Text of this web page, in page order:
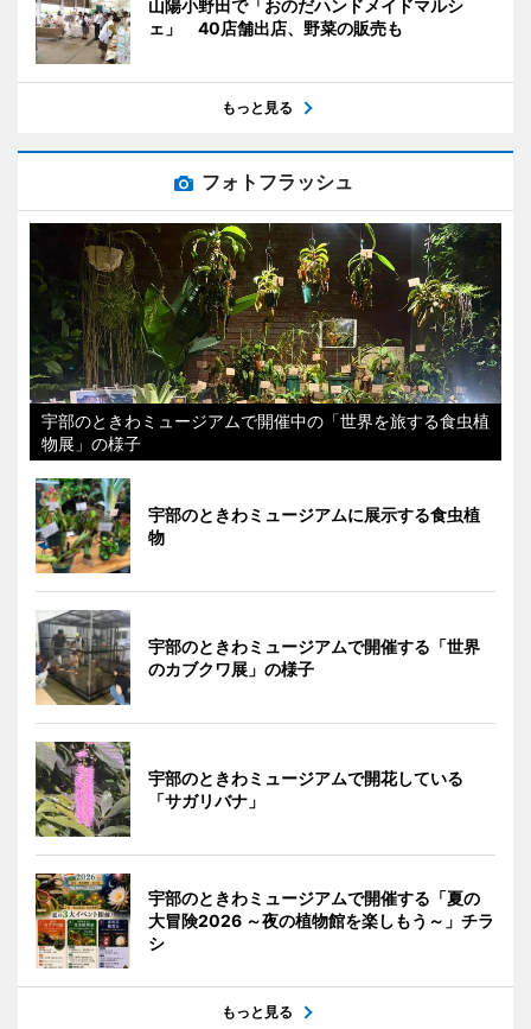
山陽小野田で「おのだハンドメイドマルシ
ェ」 40店舗出店、野菜の販売も
もっと見る
フォトフラッシュ
宇部のときわミュージアムで開催中の「世界を旅する食虫植
物展」の様子
宇部のときわミュージアムに展示する食虫植
物
宇部のときわミュージアムで開催する「世界
のカブクワ展」の様子
宇部のときわミュージアムで開花している
「サガリバナ」
宇部のときわミュージアムで開催する「夏の
大冒険2026 ～夜の植物館を楽しもう～」チラ
シ
もっと見る